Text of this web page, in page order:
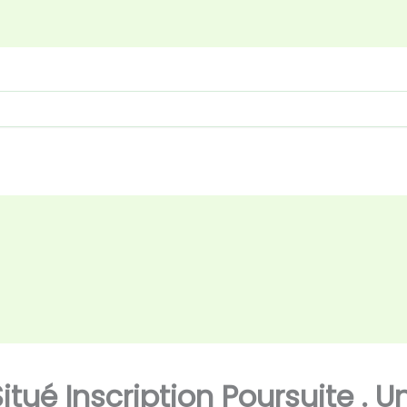
Inscription Poursuite .